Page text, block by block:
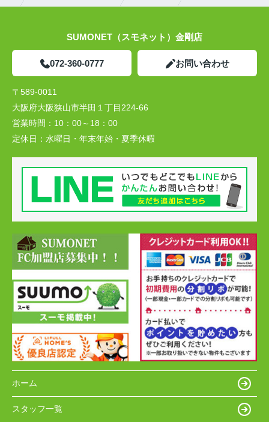
SUMONET（スモネット）金剛店
072-360-0777 お問い合わせ
〒589-0011
大阪府大阪狭山市半田１丁目224-66
営業時間： 10：00～18：00
定休日： 水曜日・年末年始・夏季休暇
ホーム
スタッフ一覧